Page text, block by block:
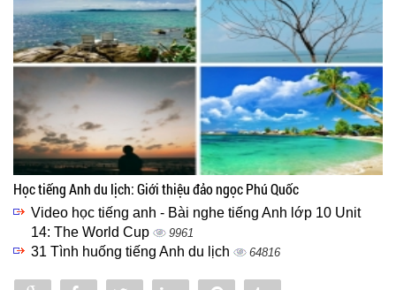
Học tiếng Anh du lịch: Giới thiệu đảo ngọc Phú Quốc
Video học tiếng anh - Bài nghe tiếng Anh lớp 10 Unit
14: The World Cup
9961
31 Tình huống tiếng Anh du lịch 64816